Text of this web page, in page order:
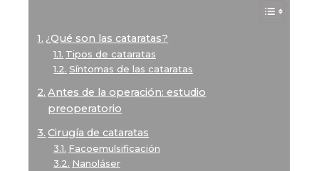
¿Qué son las cataratas?
Tipos de cataratas
Síntomas de las cataratas
Antes de la operación: estudio
preoperatorio
Cirugía de cataratas
Facoemulsificación
Nanoláser